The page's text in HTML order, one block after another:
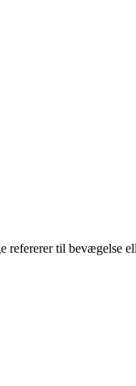
refererer til bevægelse